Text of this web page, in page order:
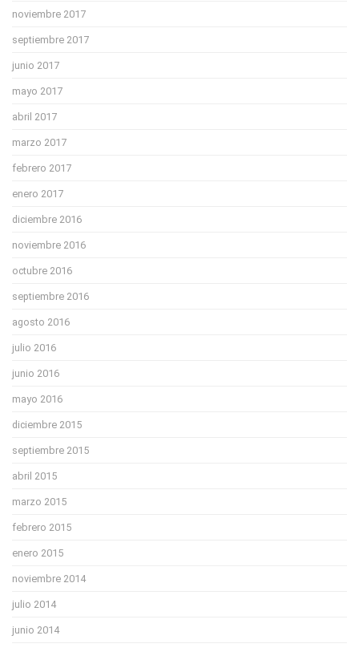
noviembre 2017
septiembre 2017
junio 2017
mayo 2017
abril 2017
marzo 2017
febrero 2017
enero 2017
diciembre 2016
noviembre 2016
octubre 2016
septiembre 2016
agosto 2016
julio 2016
junio 2016
mayo 2016
diciembre 2015
septiembre 2015
abril 2015
marzo 2015
febrero 2015
enero 2015
noviembre 2014
julio 2014
junio 2014